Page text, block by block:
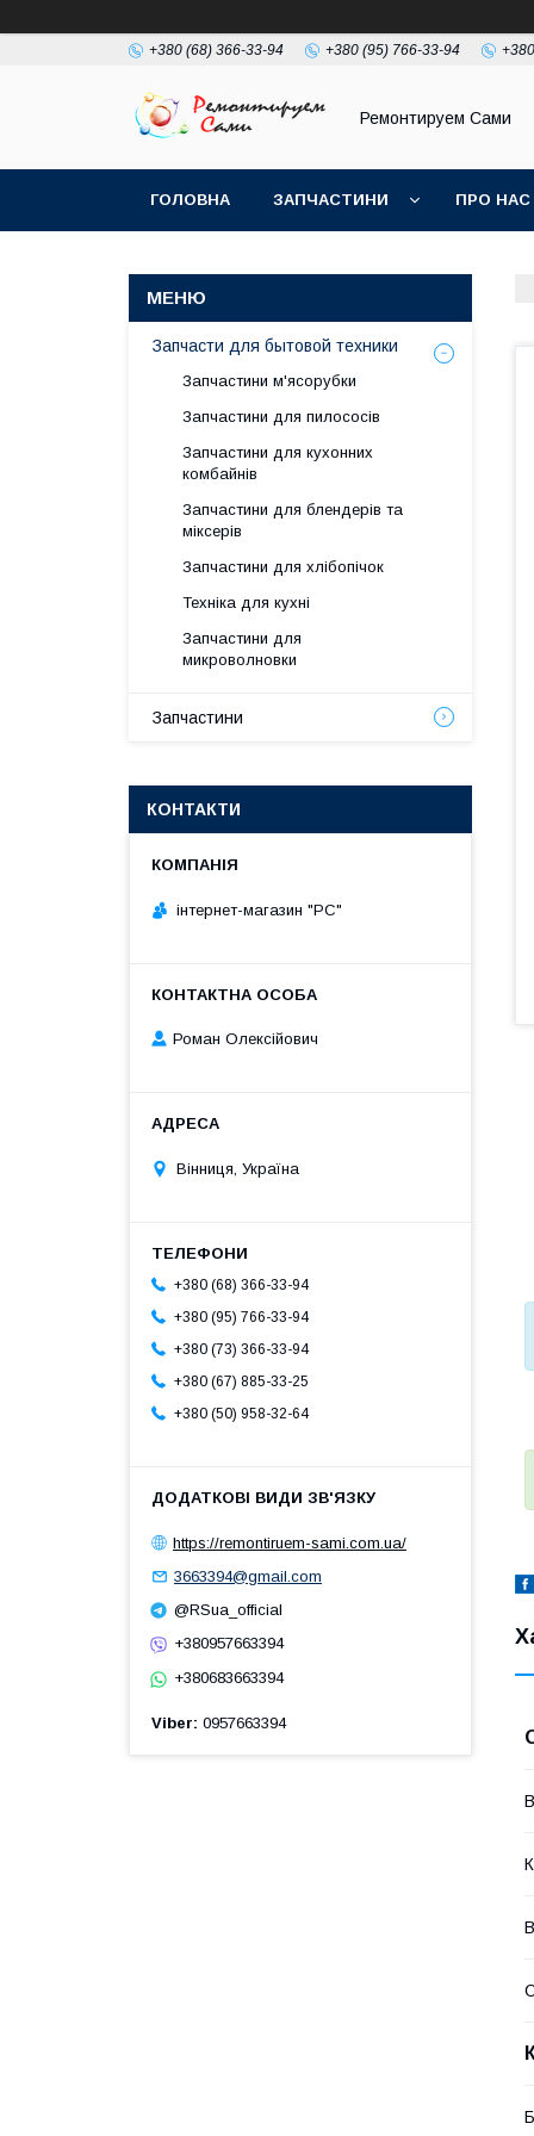
+380 (68) 366-33-94 +380 (95) 766-33-94
Ремонтируем Сами
ГОЛОВНА ЗАПЧАСТИНИ ПРО НАС
Запчасти для бытовой техники
Запчастини м'ясорубки
Запчастини для пилососів
Запчастини для кухонних
комбайнів
Запчастини для блендерів та
міксерів
Запчастини для хлібопічок
Техніка для кухні
Запчастини для
микроволновки
Запчастини
КОНТАКТИ
інтернет-магазин "РС"
Роман Олексійович
Вінниця, Україна
+380 (68) 366-33-94
+380 (95) 766-33-94
+380 (73) 366-33-94
+380 (67) 885-33-25
+380 (50) 958-32-64
https://remontiruem-sami.com.ua/
3663394@gmail.com
@RSua_official
+380957663394
+380683663394
Viber 0957663394